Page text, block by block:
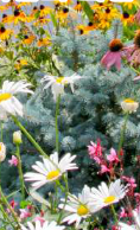
조날
어린모종 국화
백합
페츄니아